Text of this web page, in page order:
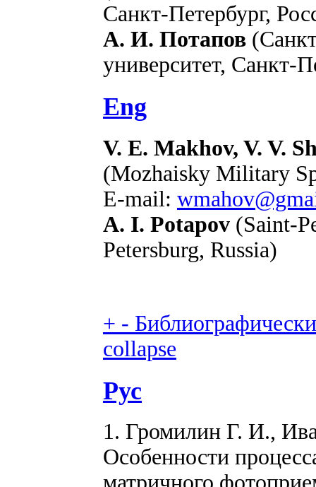
Санкт-Петербург,
А. И. Потапов
университет, Санкт-
Eng
V. E. Makhov, V. V.
(Mozhaisky Military
E-mail:
A. I. Potapov (Saint-
Petersburg, Russia)
+ -
collapse
Рус
1. Громилин Г. И.,
Особенности